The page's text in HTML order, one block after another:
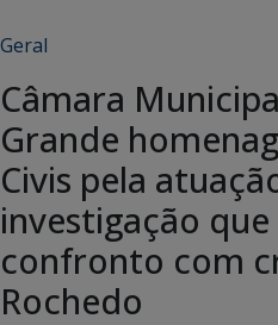
Geral
Câmara
Grande
Civis pela
investigação
confronto com
Rochedo